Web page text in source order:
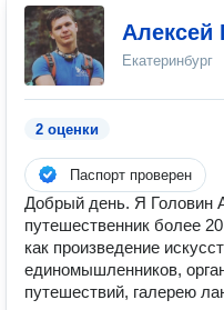
Алексей
Екатеринбург
2 оценки
Паспорт проверен
Добрый день. Я Головин
путешественник более
как произведение
единомышленников,
путешествий, галерею